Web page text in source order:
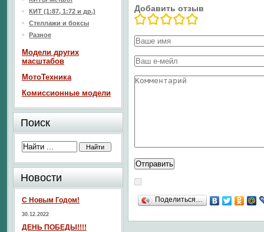
Добавить отзыв
Поделиться…
КИТ (1:87, 1:72 и др.)
Стеллажи и боксы
Разное
Модели других
масштабов
МотоТехника
Комиссионные модели
Поиск
Новости
С Новым Годом!
30.12.2022
ДЕНЬ ПОБЕДЫ!!!!